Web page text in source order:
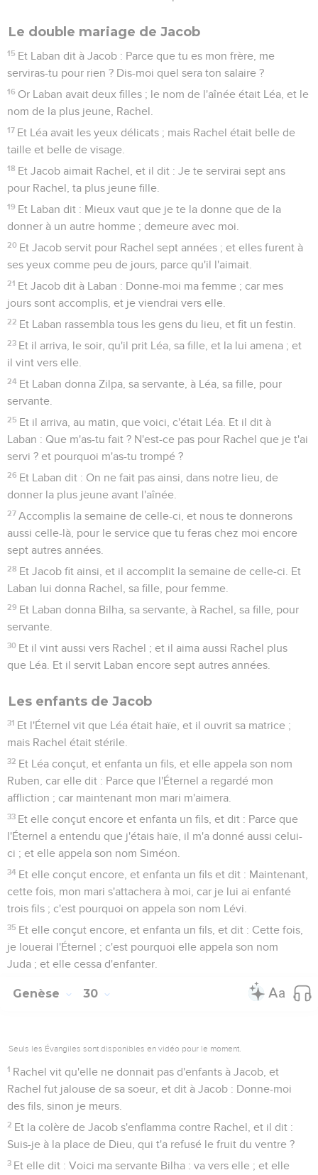
Le double mariage de Jacob
15 Et Laban dit à Jacob : Parce que tu es mon frère, me
serviras-tu pour rien ? Dis-moi quel sera ton salaire ?
16 Or Laban avait deux filles ; le nom de l'aînée était Léa, et le
nom de la plus jeune, Rachel.
17 Et Léa avait les yeux délicats ; mais Rachel était belle de
taille et belle de visage.
18 Et Jacob aimait Rachel, et il dit : Je te servirai sept ans
pour Rachel, ta plus jeune fille.
19 Et Laban dit : Mieux vaut que je te la donne que de la
donner à un autre homme ; demeure avec moi.
20 Et Jacob servit pour Rachel sept années ; et elles furent à
ses yeux comme peu de jours, parce qu'il l'aimait.
21 Et Jacob dit à Laban : Donne-moi ma femme ; car mes
jours sont accomplis, et je viendrai vers elle.
22 Et Laban rassembla tous les gens du lieu, et fit un festin.
23 Et il arriva, le soir, qu'il prit Léa, sa fille, et la lui amena ; et
il vint vers elle.
24 Et Laban donna Zilpa, sa servante, à Léa, sa fille, pour
servante.
25 Et il arriva, au matin, que voici, c'était Léa. Et il dit à
Laban : Que m'as-tu fait ? N'est-ce pas pour Rachel que je t'ai
servi ? et pourquoi m'as-tu trompé ?
26 Et Laban dit : On ne fait pas ainsi, dans notre lieu, de
donner la plus jeune avant l'aînée.
27 Accomplis la semaine de celle-ci, et nous te donnerons
aussi celle-là, pour le service que tu feras chez moi encore
sept autres années.
28 Et Jacob fit ainsi, et il accomplit la semaine de celle-ci. Et
Laban lui donna Rachel, sa fille, pour femme.
29 Et Laban donna Bilha, sa servante, à Rachel, sa fille, pour
servante.
30 Et il vint aussi vers Rachel ; et il aima aussi Rachel plus
que Léa. Et il servit Laban encore sept autres années.
Les enfants de Jacob
31 Et l'Éternel vit que Léa était haïe, et il ouvrit sa matrice ;
mais Rachel était stérile.
32 Et Léa conçut, et enfanta un fils, et elle appela son nom
Ruben, car elle dit : Parce que l'Éternel a regardé mon
affliction ; car maintenant mon mari m'aimera.
33 Et elle conçut encore et enfanta un fils, et dit : Parce que
l'Éternel a entendu que j'étais haïe, il m'a donné aussi celui-
ci ; et elle appela son nom Siméon.
34 Et elle conçut encore, et enfanta un fils et dit : Maintenant,
cette fois, mon mari s'attachera à moi, car je lui ai enfanté
trois fils ; c'est pourquoi on appela son nom Lévi.
35 Et elle conçut encore, et enfanta un fils, et dit : Cette fois,
je louerai l'Éternel ; c'est pourquoi elle appela son nom
Juda ; et elle cessa d'enfanter.
Genèse 30
Seuls les Évangiles sont disponibles en vidéo pour le moment.
1 Rachel vit qu'elle ne donnait pas d'enfants à Jacob, et
Rachel fut jalouse de sa soeur, et dit à Jacob : Donne-moi
des fils, sinon je meurs.
2 Et la colère de Jacob s'enflamma contre Rachel, et il dit :
Suis-je à la place de Dieu, qui t'a refusé le fruit du ventre ?
3 Et elle dit : Voici ma servante Bilha : va vers elle ; et elle